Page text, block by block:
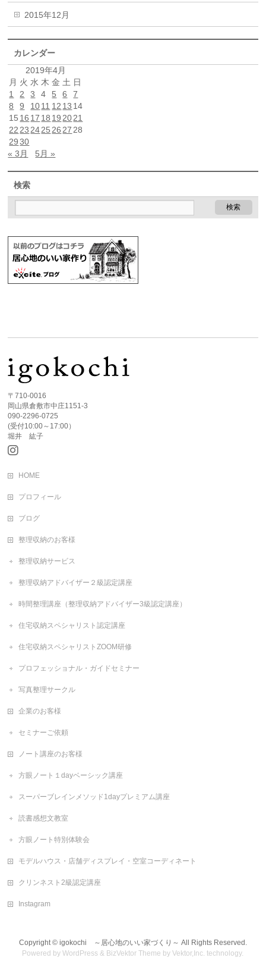
2015年12月
カレンダー
2019年4月
月 火 水 木 金 土 日
1
2 3 4 5 6
7
8
9 1011 12 13 14
15 16 17 18 19 2021
22 23 2425 26 27 28
29 30
« 3月
5月 »
検索
〒710-0016
岡山県倉敷市中庄1151-3
090-2296-0725
(受付10:00～17:00）
堀井 紘子
HOME
プロフィール
ブログ
整理収納のお客様
整理収納サービス
整理収納アドバイザー２級認定講座
時間整理講座（整理収納アドバイザー3級認定講座）
住宅収納スペシャリスト認定講座
住宅収納スペシャリストZOOM研修
プロフェッショナル・ガイドセミナー
写真整理サークル
企業のお客様
セミナーご依頼
ノート講座のお客様
方眼ノート１dayベーシック講座
スーパーブレインメソッド1dayプレミアム講座
読書感想文教室
方眼ノート特別体験会
モデルハウス・店舗ディスプレイ・空室コーディネート
クリンネスト2級認定講座
Instagram
Copyright © igokochi ～居心地のいい家づくり～ All Rights Reserved.
Powered byWordPress & BizVektor Theme byVektor,Inc. technology.